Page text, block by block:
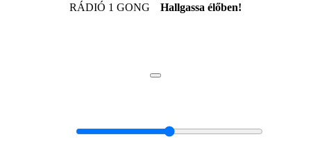
RÁDIÓ 1 GONG Hallgassa élőben!